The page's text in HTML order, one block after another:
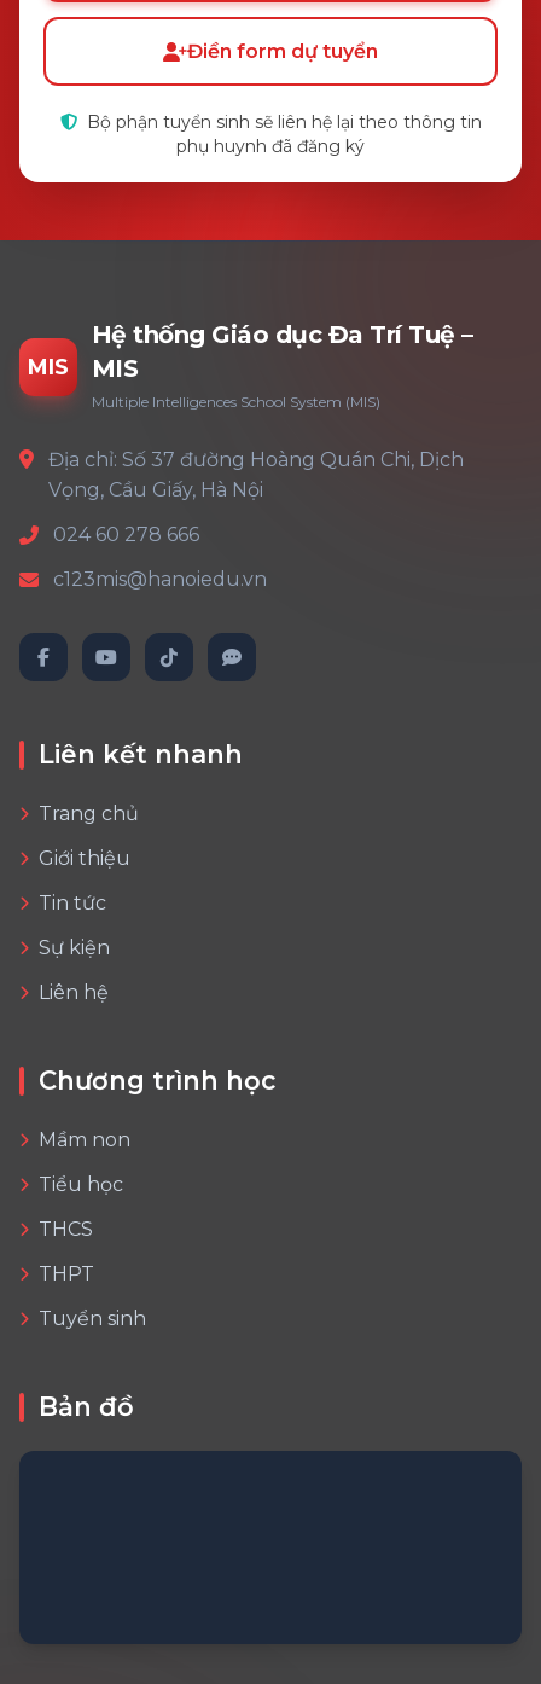
Điền form dự tuyển
Bộ phận tuyển sinh sẽ liên hệ lại theo thông tin
phụ huynh đã đăng ký
MIS
Hệ thống Giáo dục Đa Trí Tuệ –
MIS
Multiple Intelligences School System (MIS)
Địa chỉ: Số 37 đường Hoàng Quán Chi, Dịch
Vọng, Cầu Giấy, Hà Nội
024 60 278 666
c123mis@hanoiedu.vn
Liên kết nhanh
Trang chủ
Giới thiệu
Tin tức
Sự kiện
Liên hệ
Chương trình học
Mầm non
Tiểu học
THCS
THPT
Tuyển sinh
Bản đồ